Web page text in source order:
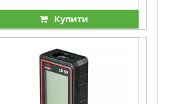
Купити